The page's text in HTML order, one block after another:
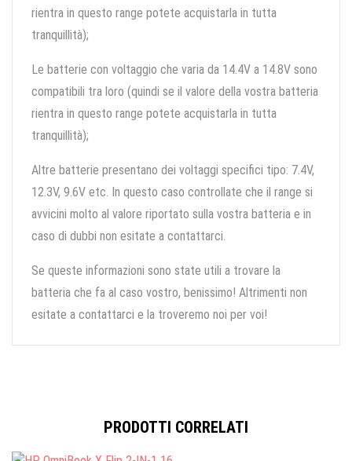
rientra in questo range potete acquistarla in tutta
tranquillità);
Le batterie con voltaggio che varia da 14.4V a 14.8V sono
compatibili tra loro (quindi se il valore della vostra batteria
rientra in questo range potete acquistarla in tutta
tranquillità);
Altre batterie presentano dei voltaggi specifici tipo: 7.4V,
12.3V, 9.6V etc. In questo caso controllate che il range si
avvicini molto al valore riportato sulla vostra batteria e in
caso di dubbi non esitate a contattarci.
Se queste informazioni sono state utili a trovare la
batteria che fa al caso vostro, benissimo! Altrimenti non
esitate a contattarci e la troveremo noi per voi!
PRODOTTI CORRELATI